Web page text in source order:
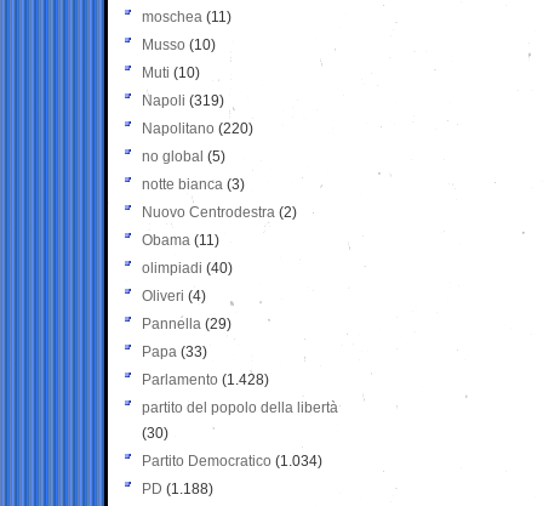
moschea (11)
Musso (10)
Muti (10)
Napoli (319)
Napolitano (220)
no global (5)
notte bianca (3)
Nuovo Centrodestra (2)
Obama (11)
olimpiadi (40)
Oliveri (4)
Pannella (29)
Papa (33)
Parlamento (1.428)
partito del popolo della libertà
(30)
Partito Democratico (1.034)
PD (1.188)